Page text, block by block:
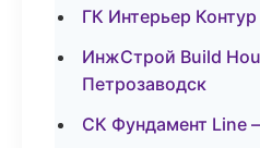
ГК Интерьер
ИнжСтрой Build
Петрозаводск
СК Фундамент Line